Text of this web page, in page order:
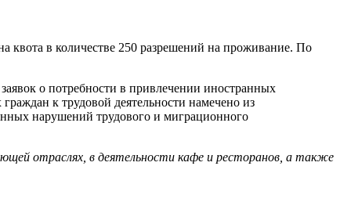
в количестве 250 разрешений на проживание. По
о потребности в привлечении иностранных
к трудовой деятельности намечено из
нарушений трудового и миграционного
отраслях, в деятельности кафе и ресторанов, а также